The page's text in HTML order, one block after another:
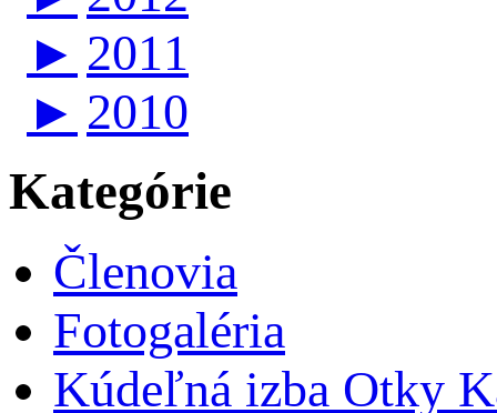
► 2011
► 2010
Kategórie
Členovia
Fotogaléria
Kúdeľná izba Otky